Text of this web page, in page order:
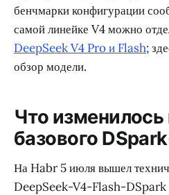
бенчмарки конфигурации
самой линейке V4 можно
DeepSeek V4 Pro и Flash;
обзор модели.
Что изменилось
базового
На Habr 5 июля вышел
DeepSeek-V4-Flash-DSpark